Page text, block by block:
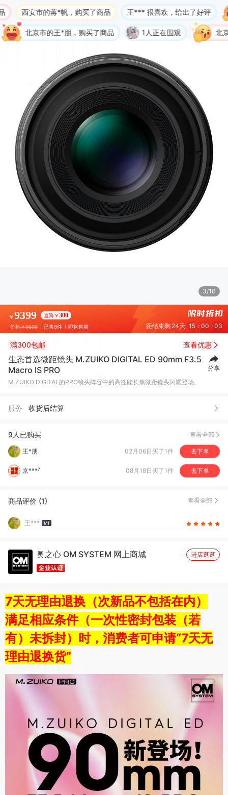
*帆，购买了商品
王*朋，购买了商品 1人正在围观
王*** 很喜欢，给出了好评 北京市的
北京市的京**⁷，购
3/10
￥ 9399 直降￥300
价格￥9699 已售8件 即将售罄 距结束剩 24天 15 : 00 : 01
满300包邮 查看优惠
生态首选微距镜头 M.ZUIKO DIGITAL ED 90mm F3.5
Macro IS PRO
M.ZUIKO DIGITAL的PRO镜头阵容中的高性能长焦微距镜头闪耀登场。
分享
服务 收货后结算
9人已购买 查看全部
崔*
王*朋
京***⁷ 去下单
王*朋 08月01日买了1件 去下单
y* 06月09日买了1件 去下单
去下单
崔* 去下单
商品评价 (1) 查看全部
王***
奥之心 OM SYSTEM 网上商城 进店逛逛
7天无理由退换（次新品不包括在内）
满足相应条件（一次性密封包装（若
有）未拆封）时，消费者可申请“7天无
理由退换货”